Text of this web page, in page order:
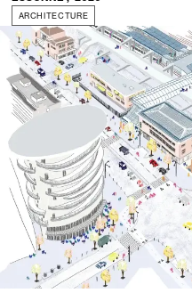
ARCHITECTURE